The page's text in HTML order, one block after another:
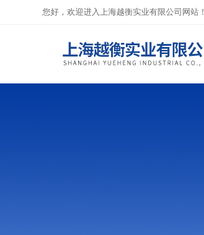
您好，欢迎进入上海越衡实业有限公司网站！